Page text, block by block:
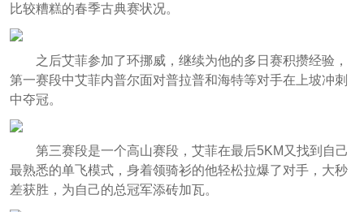
比较糟糕的春季古典赛状况。
之后艾菲参加了环挪威，继续为他的多日赛积攒经验，
第一赛段中艾菲内普尔面对普拉普和海特等对手在上坡冲刺
中夺冠。
第三赛段是一个高山赛段，艾菲在最后5KM又找到自己
最熟悉的单飞模式，身着领骑衫的他轻松拉爆了对手，大秒
差获胜，为自己的总冠军添砖加瓦。